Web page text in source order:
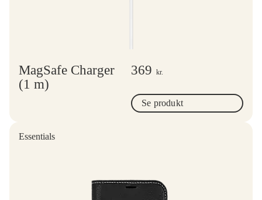
MagSafe Charger
(1 m)
369 kr.
Se produkt
Essentials